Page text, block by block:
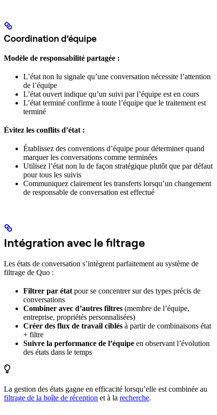
Coordination d’équipe
Modèle de responsabilité partagée :
L’état non lu signale qu’une conversation nécessite l’attention
de l’équipe
L’état ouvert indique qu’un suivi par l’équipe est en cours
L’état terminé confirme à toute l’équipe que le traitement est
terminé
Évitez les conflits d’état :
Établissez des conventions d’équipe pour déterminer quand
marquer les conversations comme terminées
Utilisez l’état non lu de façon stratégique plutôt que par défaut
pour tous les suivis
Communiquez clairement les transferts lorsqu’un changement
de responsable de conversation est effectué
Intégration avec le filtrage
Les états de conversation s’intègrent parfaitement au système de
filtrage de Quo :
Filtrer par étatpour se concentrer sur des types précis de
conversations
Combiner avec d’autres filtres (membre de l’équipe,
entreprise, propriétés personnalisées)
Créer des flux de travail ciblés à partir de combinaisons état
+ filtre
Suivre la performance de l’équipe en observant l’évolution
des états dans le temps
La gestion des états gagne en efficacité lorsqu’elle est combinée au
filtrage de la boîte de réception et à la recherche.